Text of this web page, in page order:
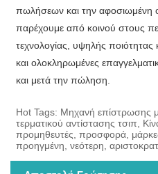
πωλήσεων και την αφοσιωμένη
παρέχουμε από κοινού στους
τεχνολογίας, υψηλής ποιότητας
και ολοκληρωμένες
και μετά την πώληση.
Hot Tags: Μηχανή επίστρωσης
τερματικού αντίστασης τσιπ,
προμηθευτές, προσφορά,
προηγμένη, νεότερη,